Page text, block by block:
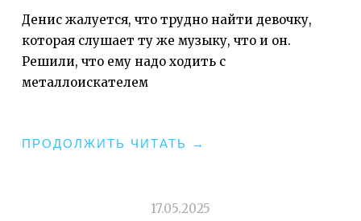
Денис жалуется, что трудно найти девочку,
которая слушает ту же музыку, что и он.
Решили, что ему надо ходить с
металлоискателем
ПРОДОЛЖИТЬ ЧИТАТЬ
"ДЕНИС.
15"
→
17.05.2025